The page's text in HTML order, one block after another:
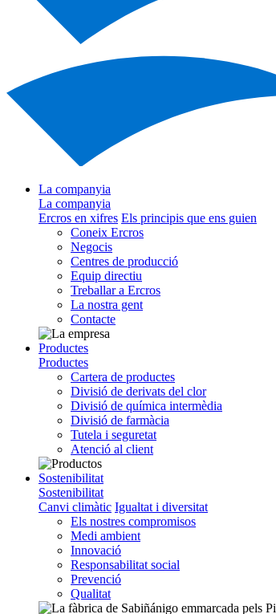
La companyia
La companyia
Ercros en xifres Els principis que ens guien
Coneix Ercros
Negocis
Centres de producció
Equip directiu
Treballar a Ercros
La nostra gent
Contacte
Productes
Productes
Cartera de productes
Divisió de derivats del clor
Divisió de química intermèdia
Divisió de farmàcia
Tutela i seguretat
Atenció al client
Sostenibilitat
Sostenibilitat
Canvi climàtic Igualtat i diversitat
Els nostres compromisos
Medi ambient
Innovació
Responsabilitat social
Prevenció
Qualitat